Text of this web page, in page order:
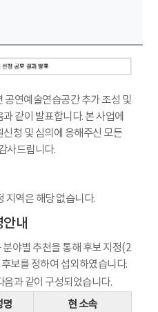
연예술연습공간 추가 조성 및
같이 발표합니다. 본 사업에
청 및 심의에 응해주신 모든
사드립니다.
지역은 해당 없습니다.
내
야별 추천을 통해 후보 지정(2
보를 정하여 섭외하였습니다.
음과 같이 구성되었습니다.
명 현 소속